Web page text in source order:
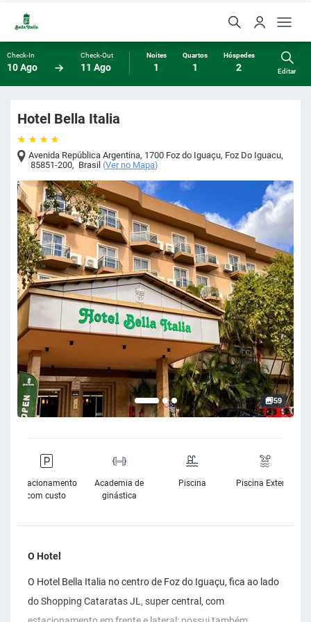
Check-In
10 Ago
Check-Out
11 Ago
Noites
1
Quartos
1
Hóspedes
2 Editar
Hotel Bella Italia
Avenida República Argentina, 1700 Foz do Iguaçu, Foz Do Iguacu,
85851-200, Brasil (Ver no Mapa)
59
Estacionamento
com custo
Academia de
ginástica
Piscina Piscina Exterior
O Hotel
O Hotel Bella Italia no centro de Foz do Iguaçu, fica ao lado
do Shopping Cataratas JL, super central, com